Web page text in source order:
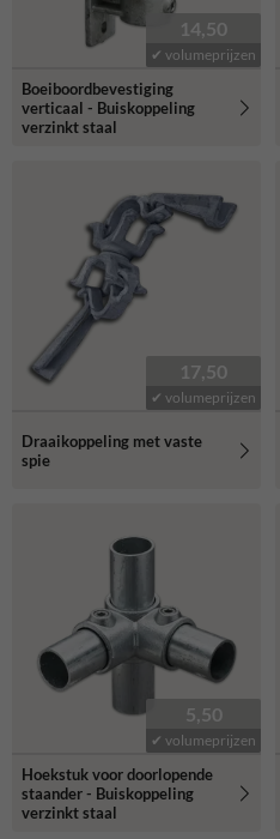
14,50
✔ volumeprijzen
Boeiboordbevestiging
verticaal - Buiskoppeling
verzinkt staal
17,50
✔ volumeprijzen
Draaikoppeling met vaste
spie
5,50
✔ volumeprijzen
Hoekstuk voor doorlopende
staander - Buiskoppeling
verzinkt staal